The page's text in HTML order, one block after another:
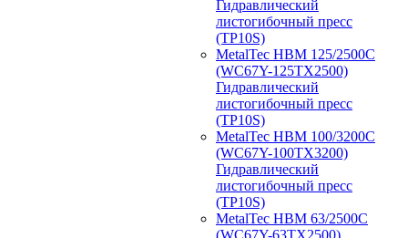
Гидравлический
листогибочный пресс
(TP10S)
MetalTec HBM 125/2500C
(WC67Y-125TX2500)
Гидравлический
листогибочный пресс
(TP10S)
MetalTec HBM 100/3200C
(WC67Y-100TX3200)
Гидравлический
листогибочный пресс
(TP10S)
MetalTec HBM 63/2500C
(WC67Y-63TX2500)